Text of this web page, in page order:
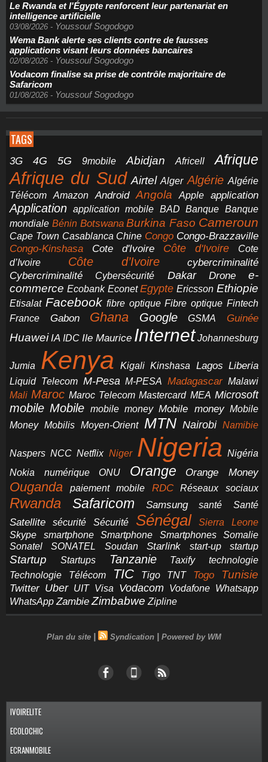
Le Rwanda et l'Égypte renforcent leur partenariat en
intelligence artificielle
03/08/2026 - Youssouf Sogodogo
Wema Bank alerte ses clients contre de fausses
applications visant leurs données bancaires
02/08/2026 - Youssouf Sogodogo
Vodacom finalise sa prise de contrôle majoritaire de
Safaricom
01/08/2026 - Youssouf Sogodogo
TAGS
3G 4G 5G 9mobile Abidjan Africell Afrique
Afrique du Sud Airtel Alger Algérie Algérie
Télécom
Amazon Android Angola Apple application
Application application mobile BAD Banque Banque
mondiale Bénin Botswana Burkina Faso Cameroun
Cape Town Casablanca Chine Congo Congo-Brazzaville
Congo-Kinshasa Cote d'Ivoire Côte d'Ivoire
Cote
d’Ivoire
Côte d’Ivoire
cybercriminalité
Cybercriminalité
Cybersécurité Dakar Drone
e-
commerce Ecobank Econet Egypte Ericsson Ethiopie
Etisalat Facebook fibre optique Fibre optique Fintech
France
Gabon Ghana Google GSMA Guinée
Huawei IA IDC Ile Maurice Internet Johannesburg
Jumia Kenya Kigali Kinshasa Lagos Liberia
Liquid Telecom M-Pesa M-PESA Madagascar Malawi
Mali Maroc Maroc Telecom Mastercard MEA Microsoft
mobile Mobile mobile money Mobile money Mobile
Money Mobilis Moyen-Orient MTN Nairobi Namibie
Naspers NCC Netflix Niger Nigeria Nigéria
Nokia
numérique ONU Orange Orange Money
Ouganda paiement mobile RDC Réseaux sociaux
Rwanda Safaricom Samsung santé Santé
Satellite sécurité Sécurité Sénégal
Sierra Leone
Skype
smartphone Smartphone Smartphones
Somalie
Sonatel
SONATEL Soudan Starlink start-up startup
Startup Startups Tanzanie Taxify
technologie
Technologie
Télécom TIC Tigo TNT Togo Tunisie
Twitter Uber UIT Visa Vodacom Vodafone Whatsapp
WhatsApp Zambie Zimbabwe Zipline
Plan du site | Syndication | Powered by WM
IVOIRELITE
ECOLOCHIC
ECRANMOBILE